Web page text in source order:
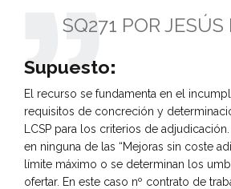
SQ271 POR JESÚS
Supuesto:
El recurso se fundamenta en el
requisitos de concreción y
LCSP para los criterios de
en ninguna de las “Mejoras sin coste
límite máximo o se determinan los
ofertar. En este caso nº contrato de